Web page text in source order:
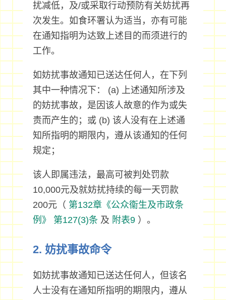
扰减低，及/或采取行动预防有关妨扰再
次发生。如食环署认为适当，亦有可能
在通知指明为达致上述目的而须进行的
工作。
如妨扰事故通知已送达任何人，在下列
其中一种情况下： (a) 上述通知所涉及
的妨扰事故，是因该人故意的作为或失
责而产生的；或 (b) 该人没有在上述通
知所指明的期限内，遵从该通知的任何
规定；
该人即属违法，最高可被判处罚款
10,000元及就妨扰持续的每一天罚款
200元（ 第132章《公众衞生及市政条
例》
第127(3)条及 附表9）。
2. 妨扰事故命令
如妨扰事故通知已送达任何人，但该名
人士没有在通知所指明的期限内，遵从